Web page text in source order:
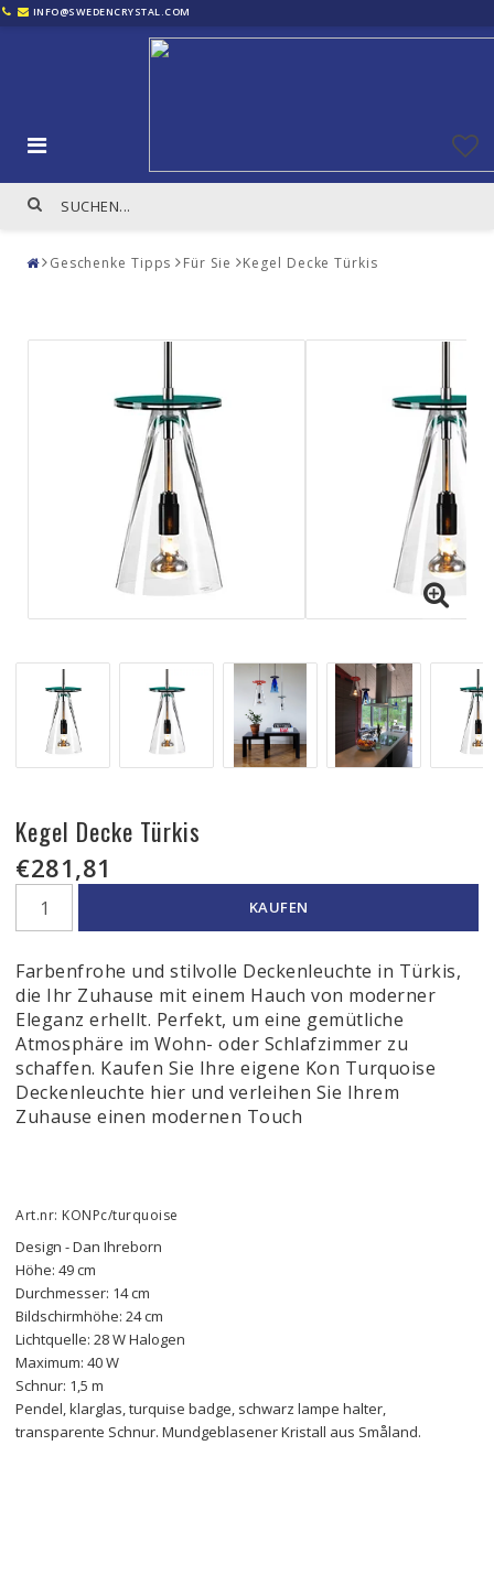
INFO@SWEDENCRYSTAL.COM
Geschenke Tipps Für Sie Kegel Decke Türkis
Kegel Decke Türkis
€281,81
KAUFEN
Farbenfrohe und stilvolle Deckenleuchte in Türkis,
die Ihr Zuhause mit einem Hauch von moderner
Eleganz erhellt. Perfekt, um eine gemütliche
Atmosphäre im Wohn- oder Schlafzimmer zu
schaffen. Kaufen Sie Ihre eigene Kon Turquoise
Deckenleuchte hier und verleihen Sie Ihrem
Zuhause einen modernen Touch
Art.nr: KONPc/turquoise
Design - Dan Ihreborn
Höhe: 49 cm
Durchmesser: 14 cm
Bildschirmhöhe: 24 cm
Lichtquelle: 28 W Halogen
Maximum: 40 W
Schnur: 1,5 m
Pendel, klarglas, turquise badge, schwarz lampe halter,
transparente Schnur. Mundgeblasener Kristall aus Småland.